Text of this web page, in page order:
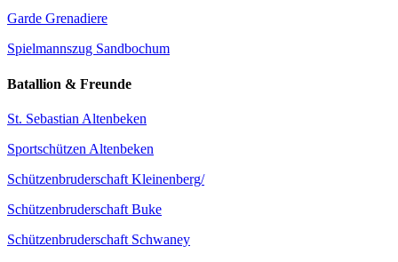
Garde Grenadiere
Spielmannszug Sandbochum
Batallion & Freunde
St. Sebastian Altenbeken
Sportschützen Altenbeken
Schützenbruderschaft Kleinenberg/
Schützenbruderschaft Buke
Schützenbruderschaft Schwaney